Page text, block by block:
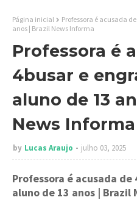
Página inicial
Professora é acusada
anos | Brazil News Informa
Professora é
4busar e
aluno de 13
News Informa
by Lucas Araujo julho 03, 2025
Professora é acusada
aluno de 13 anos | Brazil